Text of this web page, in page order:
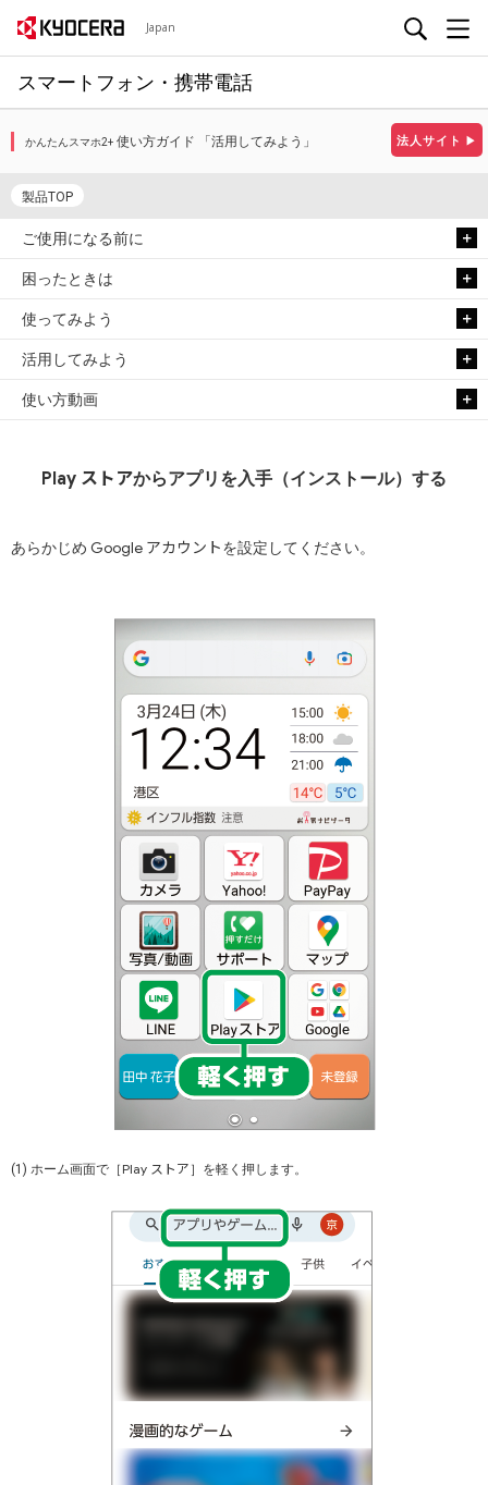
Japan
スマートフォン・携帯電話
法人サイト ▶
かんたんスマホ2+ 使い方ガイド 「活用してみよう」
製品TOP
ご使用になる前に
困ったときは
使ってみよう
活用してみよう
使い方動画
Play ストアからアプリを入手（インストール）する
あらかじめ Google アカウントを設定してください。
(1) ホーム画面で［ Play ストア ］を軽く押します。